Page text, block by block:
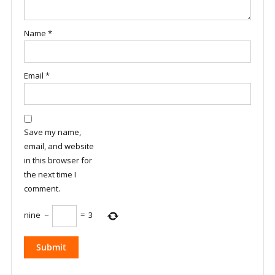
Name *
Email *
Save my name,
email, and website
in this browser for
the next time I
comment.
nine − = 3